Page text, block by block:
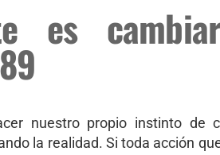
es
nuestro propio instinto de
la realidad. Si toda acción